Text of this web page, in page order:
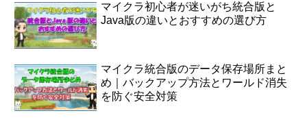
マイクラ初心者が迷いがち統合版と
Java版の違いとおすすめの選び方
マイクラ統合版のデータ保存場所まと
め｜バックアップ方法とワールド消失
を防ぐ安全対策